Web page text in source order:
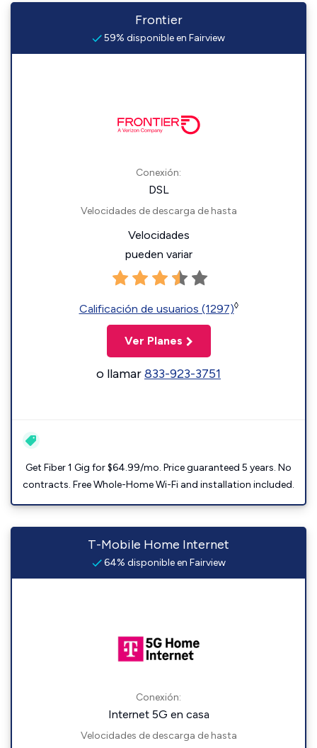
Frontier
59% disponible en Fairview
Conexión:
DSL
Velocidades de descarga de hasta
Velocidades
pueden variar
Calificación de usuarios (1297)◊
Ver Planes
o llamar833-923-3751
Get Fiber 1 Gig for $64.99/mo. Price guaranteed 5 years. No
contracts. Free Whole-Home Wi-Fi and installation included.
T-Mobile Home Internet
64% disponible en Fairview
Conexión:
Internet 5G en casa
Velocidades de descarga de hasta